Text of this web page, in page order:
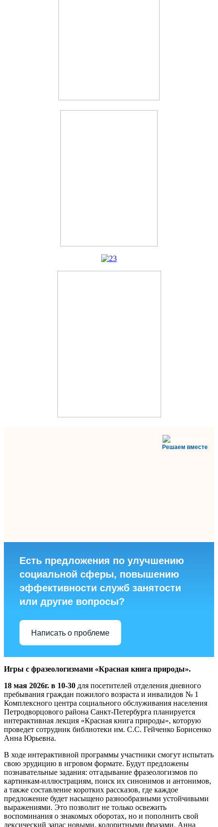
Решаем вместе
Есть предложения по улучшению
социальной сферы, повышению
эффективности служб занятости
или другие вопросы?
Написать о проблеме
Игры с фразеологизмами «Красная книга природы».
18 мая 2026г. в 10-30 для посетителей отделения дневного
пребывания граждан пожилого возраста и инвалидов № 1
Комплексного центра социального обслуживания населения
Петродворцового района Санкт-Петербурга планируется
интерактивная лекция «Красная книга природы», которую
проведет сотрудник библиотеки им. С.С. Гейченко Борисенко
Анна Юрьевна.
В ходе интерактивной программы участники смогут испытать
свою эрудицию в игровом формате. Будут предложены
познавательные задания: отгадывание фразеологизмов по
картинкам-иллюстрациям, поиск их синонимов и антонимов,
а также составление коротких рассказов, где каждое
предложение будет насыщено разнообразными устойчивыми
выражениями. Это позволит не только освежить
воспоминания о знакомых оборотах, но и пополнить свой
лексический запас новыми, колоритными фразами. Анна